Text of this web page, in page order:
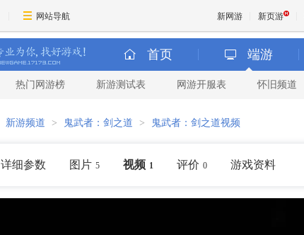
网站导航 新网游 新页游
首页 端游
热门网游榜 新游测试表 网游开服表 怀旧频道
新游频道 > 鬼武者：剑之道 > 鬼武者：剑之道视频
详细参数 图片 5 视频 1 评价 0 游戏资料